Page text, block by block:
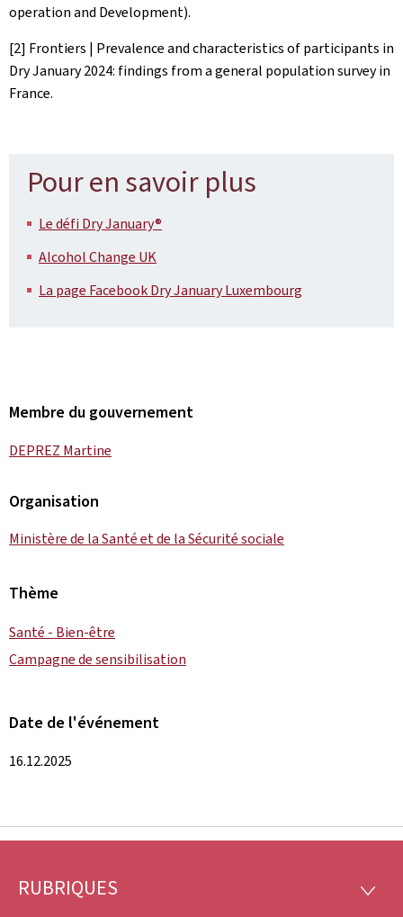
operation and Development).
[2] Frontiers | Prevalence and characteristics of participants in
Dry January 2024: findings from a general population survey in
France.
Pour en savoir plus
Le défi Dry January®
Alcohol Change UK
La page Facebook Dry January Luxembourg
Membre du gouvernement
DEPREZ Martine
Organisation
Ministère de la Santé et de la Sécurité sociale
Thème
Santé - Bien-être
Campagne de sensibilisation
Date de l'événement
16.12.2025
Pied
RUBRIQUES